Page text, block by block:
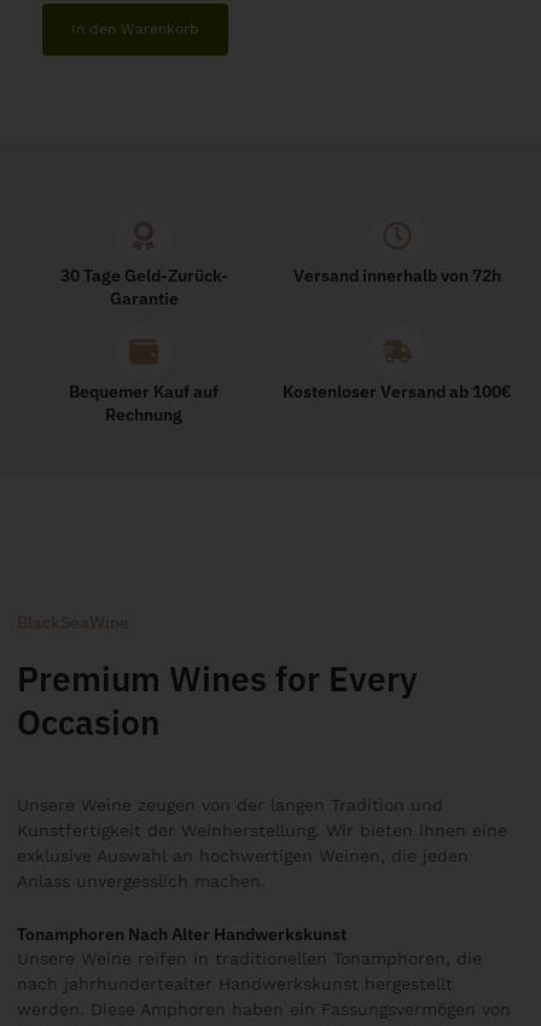
In den Warenkorb
30 Tage Geld-Zurück-
Garantie
Versand innerhalb von 72h
Bequemer Kauf auf
Rechnung
Kostenloser Versand ab 100€
BlackSeaWine
Premium Wines for Every
Occasion
Unsere Weine zeugen von der langen Tradition und
Kunstfertigkeit der Weinherstellung. Wir bieten Ihnen eine
exklusive Auswahl an hochwertigen Weinen, die jeden
Anlass unvergesslich machen.
Tonamphoren Nach Alter Handwerkskunst
Unsere Weine reifen in traditionellen Tonamphoren, die
nach jahrhundertealter Handwerkskunst hergestellt
werden. Diese Amphoren haben ein Fassungsvermögen von